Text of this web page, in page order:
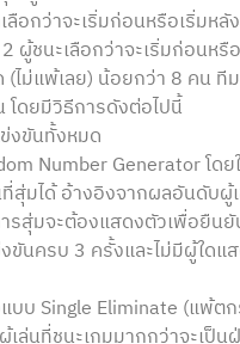
อกว่าจะเริ่มก่อนหรือเริ่มหลัง
ผู้ชนะเลือกว่าจะเริ่มก่อนหรื
ไม่แพ้เลย) น้อยกว่า 8 คน
โดยมีวิธีการดังต่อไปนี้
งขันทั้งหมด
Number Generator โด
สุ่มได้ อ้างอิงจากผลอันดับผู้
รสุ่มจะต้องแสดงตัวเพื่อยืนยั
ขันครบ 3 ครั้งและไม่มีผู้ใด
บบ Single Eliminate (แพ้
ล่นที่ชนะเกมมากกว่าจะเป็